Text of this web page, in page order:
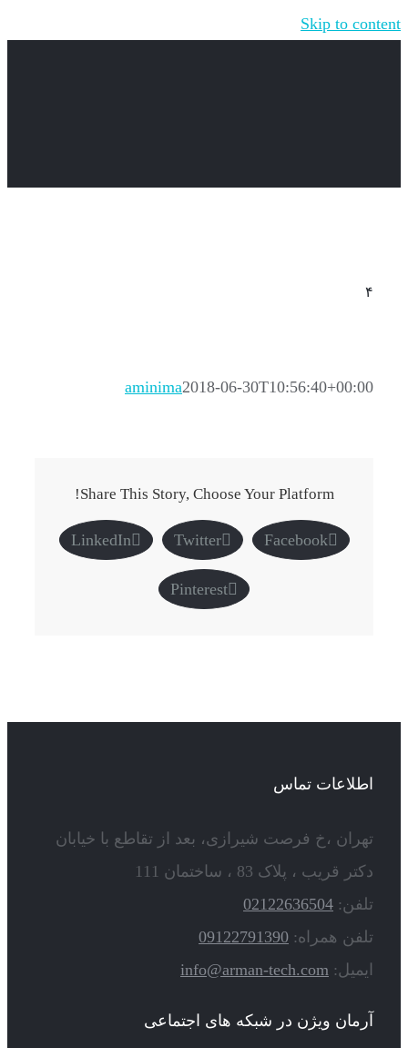
Skip to content
۴
aminima2018-06-30T10:56:40+00:00
Share This Story, Choose Your Platform!
Facebook
Twitter
LinkedIn
Pinterest
اطلاعات تماس
تهران ،خ فرصت شیرازی، بعد از تقاطع با خیابان
دکتر قریب ، پلاک 83 ، ساختمان 111
تلفن: 02122636504
تلفن همراه: 09122791390
ایمیل: info@arman-tech.com
آرمان ویژن در شبکه های اجتماعی